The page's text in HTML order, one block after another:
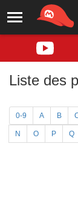
Liste des
0-9 A B
N O P Q